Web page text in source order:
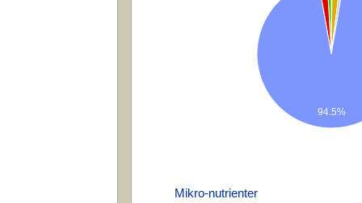
94.5%
Mikro-nutrienter